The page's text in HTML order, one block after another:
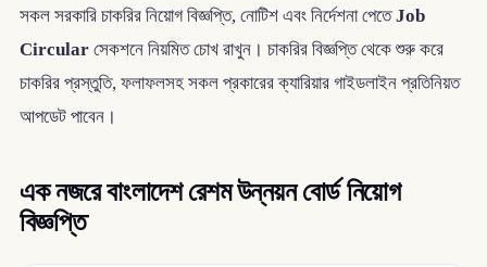
সকল সরকারি চাকরির নিয়োগ বিজ্ঞপ্তি, নোটিশ এবং নির্দেশনা পেতেJob
Circular সেকশনে নিয়মিত চোখ রাখুন। চাকরির বিজ্ঞপ্তি থেকে শুরু করে
চাকরির প্রস্তুতি, ফলাফলসহ সকল প্রকারের ক্যারিয়ার গাইডলাইন প্রতিনিয়ত
আপডেট পাবেন।
এক নজরে বাংলাদেশ রেশম উন্নয়ন বোর্ড নিয়োগ
বিজ্ঞপ্তি